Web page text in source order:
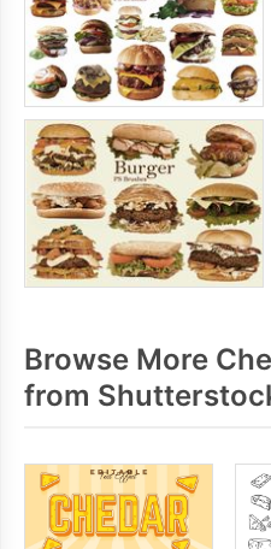
Browse More
from